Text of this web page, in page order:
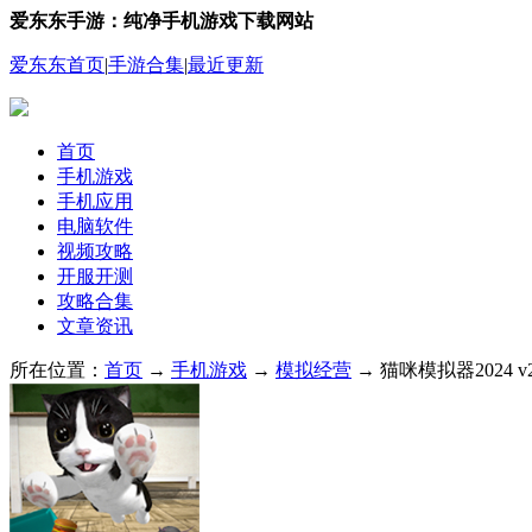
爱东东手游：纯净手机游戏下载网站
爱东东首页|手游合集|最近更新
首页
手机游戏
手机应用
电脑软件
视频攻略
开服开测
攻略合集
文章资讯
所在位置： 首页 → 手机游戏 → 模拟经营 → 猫咪模拟器2024